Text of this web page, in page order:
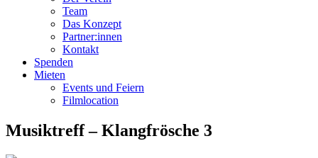
Team
Das Konzept
Partner:innen
Kontakt
Spenden
Mieten
Events und Feiern
Filmlocation
Musiktreff – Klangfrösche 3